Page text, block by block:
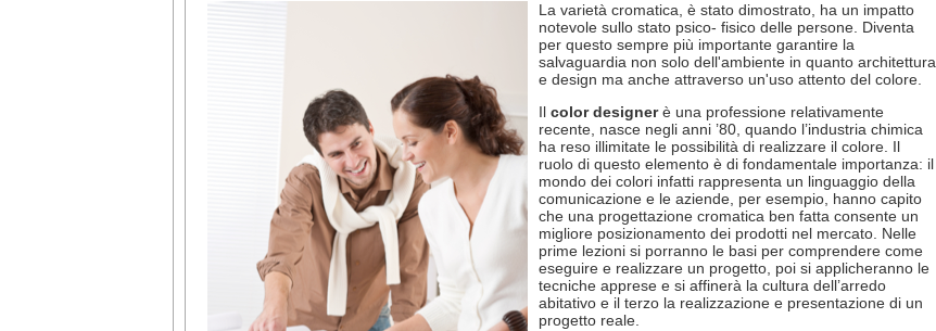
La varietà cromatica, è stato dimostrato, ha un impatto
notevole sullo stato psico- fisico delle persone. Diventa
per questo sempre più importante garantire la
salvaguardia non solo dell'ambiente in quanto architettura
e design ma anche attraverso un'uso attento del colore.
Il color designerè una professione relativamente
recente, nasce negli anni ’80, quando l’industria chimica
ha reso illimitate le possibilità di realizzare il colore. Il
ruolo di questo elemento è di fondamentale importanza: il
mondo dei colori infatti rappresenta un linguaggio della
comunicazione e le aziende, per esempio, hanno capito
che una progettazione cromatica ben fatta consente un
migliore posizionamento dei prodotti nel mercato. Nelle
prime lezioni si porranno le basi per comprendere come
eseguire e realizzare un progetto, poi si applicheranno le
tecniche apprese e si affinerà la cultura dell’arredo
abitativo e il terzo la realizzazione e presentazione di un
progetto reale.